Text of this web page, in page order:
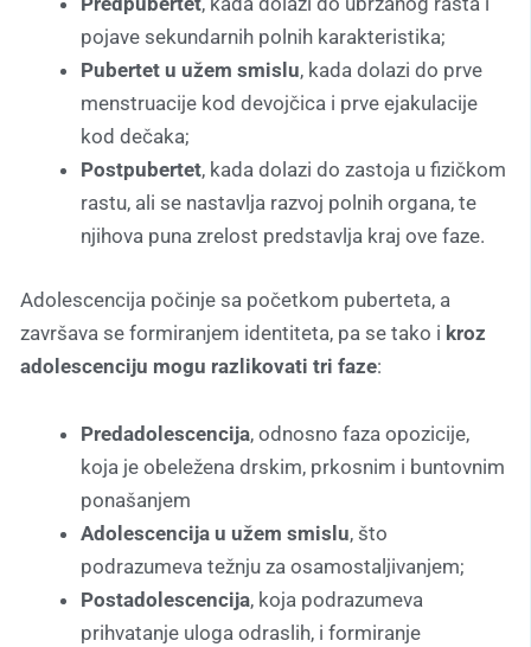
pojave sekundarnih polnih karakteristika;
Pubertet u užem smislu, kada dolazi do prve
menstruacije kod devojčica i prve ejakulacije
kod dečaka;
Postpubertet, kada dolazi do zastoja u fizičkom
rastu, ali se nastavlja razvoj polnih organa, te
njihova puna zrelost predstavlja kraj ove faze.
Adolescencija počinje sa početkom puberteta, a
završava se formiranjem identiteta, pa se tako i kroz
adolescenciju mogu razlikovati tri faze:
Predadolescencija, odnosno faza opozicije,
koja je obeležena drskim, prkosnim i buntovnim
ponašanjem
Adolescencija u užem smislu, što
podrazumeva težnju za osamostaljivanjem;
Postadolescencija, koja podrazumeva
prihvatanje uloga odraslih, i formiranje